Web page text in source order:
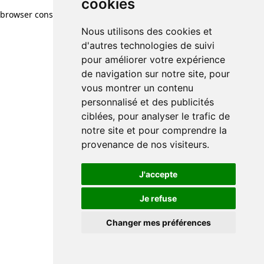
cookies
Nous utilisons des cookies et
d'autres technologies de suivi
pour améliorer votre expérience
de navigation sur notre site, pour
vous montrer un contenu
personnalisé et des publicités
ciblées, pour analyser le trafic de
notre site et pour comprendre la
provenance de nos visiteurs.
J'accepte
Je refuse
Changer mes préférences
browser console for more information)